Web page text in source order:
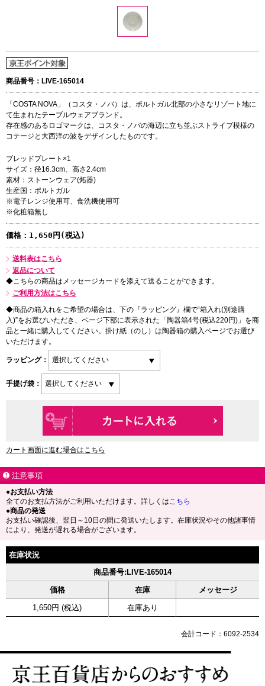
商品番号：LIVE-165014
「COSTA NOVA」（コスタ・ノバ）は、ポルトガル北部の小さなリゾート地に
て生まれたテーブルウェアブランド。
存在感のあるロゴマークは、コスタ・ノバの海辺に立ち並ぶストライプ模様の
コテージと大西洋の波をデザインしたものです。
ブレッドプレート×1
サイズ：径16.3cm、高さ2.4cm
素材：ストーンウェア(炻器)
生産国：ポルトガル
※電子レンジ使用可、食洗機使用可
※化粧箱無し
価格： 1,650円(税込)
送料表はこちら
返品について
◆こちらの商品はメッセージカードを添えて送ることができます。
ご利用方法はこちら
◆商品の箱入れをご希望の場合は、下の『ラッピング』欄で“箱入れ(別途購
入)”をお選びいただき、ページ下部に表示された「陶器箱4号(税込220円)」を商
品と一緒に購入してください。掛け紙（のし）は陶器箱の購入ページでお選び
いただけます。
ラッピング：
手提げ袋：
カート画面に進む場合はこちら
注意事項
●お支払い方法
全てのお支払方法がご利用いただけます。詳しくはこちら
●商品の発送
お支払い確認後、翌日～10日の間に発送いたします。在庫状況やその他諸事情
により、発送が遅れる場合がございます。
在庫状況
商品番号:LIVE-165014
価格
在庫
メッセージ
1,650円 (税込)
在庫あり
会計コード：6092-2534